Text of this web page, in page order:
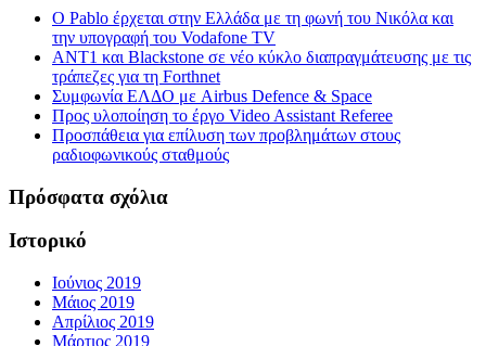
Ο Pablo έρχεται στην Ελλάδα με τη φωνή του Νικόλα και
την υπογραφή του Vodafone TV
ΑΝΤ1 και Blackstone σε νέο κύκλο διαπραγμάτευσης με τις
τράπεζες για τη Forthnet
Συμφωνία ΕΛΔΟ με Airbus Defence & Space
Προς υλοποίηση το έργο Video Assistant Referee
Προσπάθεια για επίλυση των προβλημάτων στους
ραδιοφωνικούς σταθμούς
Πρόσφατα σχόλια
Ιστορικό
Ιούνιος 2019
Μάιος 2019
Απρίλιος 2019
Μάρτιος 2019